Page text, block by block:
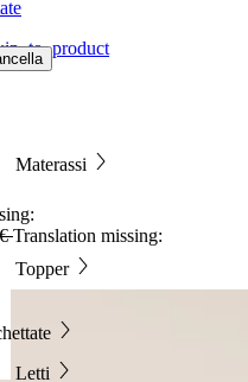
Materassi
Topper
Letti
€Translation missing: